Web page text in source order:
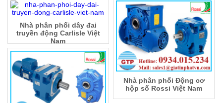
Nhà phân phối dây đai
truyền động Carlisle Việt
Nam
Nhà phân phối Động cơ
hộp số Rossi Việt Nam